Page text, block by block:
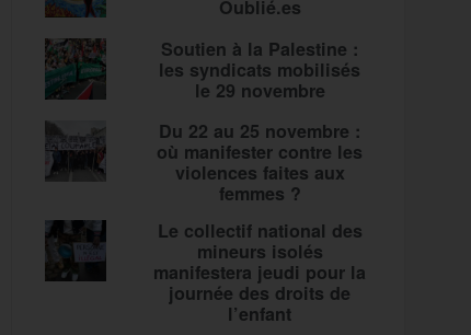
Oublié.es
Soutien à la Palestine :
les syndicats mobilisés
le 29 novembre
Du 22 au 25 novembre :
où manifester contre les
violences faites aux
femmes ?
Le collectif national des
mineurs isolés
manifestera jeudi pour la
journée des droits de
l’enfant